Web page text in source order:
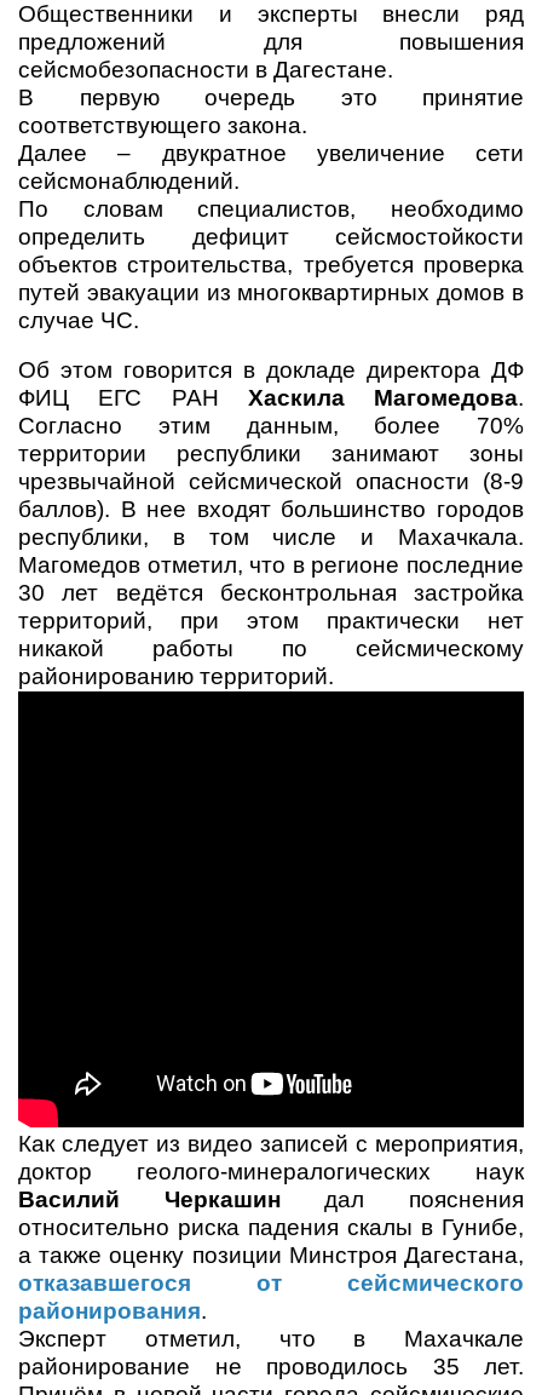
Общественники и эксперты внесли ряд
предложений для повышения
сейсмобезопасности в Дагестане.
В первую очередь это принятие
соответствующего закона.
Далее – двукратное увеличение сети
сейсмонаблюдений.
По словам специалистов, необходимо
определить дефицит сейсмостойкости
объектов строительства, требуется проверка
путей эвакуации из многоквартирных домов в
случае ЧС.
Об этом говорится в докладе директора ДФ
ФИЦ ЕГС РАН Хаскила Магомедова.
Согласно этим данным, более 70%
территории республики занимают зоны
чрезвычайной сейсмической опасности (8-9
баллов). В нее входят большинство городов
республики, в том числе и Махачкала.
Магомедов отметил, что в регионе последние
30 лет ведётся бесконтрольная застройка
территорий, при этом практически нет
никакой работы по сейсмическому
районированию территорий.
Как следует из видео записей с мероприятия,
доктор геолого-минералогических наук
Василий Черкашиндал пояснения
относительно риска падения скалы в Гунибе,
а также оценку позиции Минстроя Дагестана,
отказавшегося от сейсмического
районирования.
Эксперт отметил, что в Махачкале
районирование не проводилось 35 лет.